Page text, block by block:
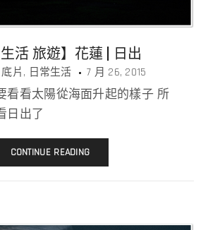
生活 旅遊】花蓮 | 日出
底片 日常生活 7 月 26, 2015
看看太陽從海面升起的樣子 所
日出了
CONTINUE READING